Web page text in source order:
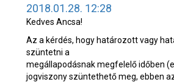
2018.01.28. 12:28
Kedves Ancsa!
Az a kérdés, hogy határozott vagy
szüntetni a
megállapodásnak megfelelő időben
jogviszony szüntethető meg, ebben